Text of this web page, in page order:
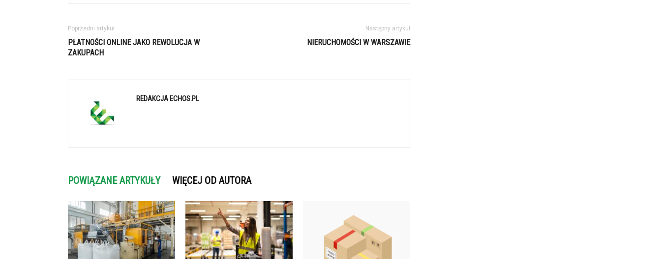
Poprzedni artykuł
PŁATNOŚCI ONLINE JAKO REWOLUCJA W
ZAKUPACH
Następny artykuł
NIERUCHOMOŚCI W WARSZAWIE
REDAKCJA ECHOS.PL
POWIĄZANE ARTYKUŁY WIĘCEJ OD AUTORA